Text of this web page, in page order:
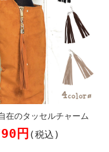
在のタッセルチャーム
円 (税込)